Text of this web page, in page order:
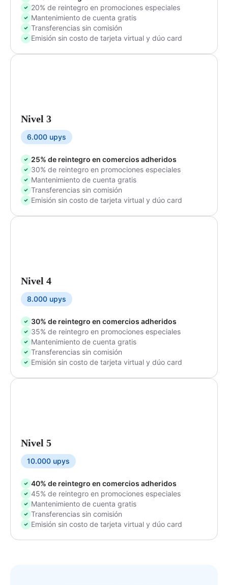
20% de reintegro en promociones especiales
Mantenimiento de cuenta gratis
Transferencias sin comisión
Emisión sin costo de tarjeta virtual y dúo card
Nivel 3
6.000 upys
25% de reintegro en comercios adheridos
30% de reintegro en promociones especiales
Mantenimiento de cuenta gratis
Transferencias sin comisión
Emisión sin costo de tarjeta virtual y dúo card
Nivel 4
8.000 upys
30% de reintegro en comercios adheridos
35% de reintegro en promociones especiales
Mantenimiento de cuenta gratis
Transferencias sin comisión
Emisión sin costo de tarjeta virtual y dúo card
Nivel 5
10.000 upys
40% de reintegro en comercios adheridos
45% de reintegro en promociones especiales
Mantenimiento de cuenta gratis
Transferencias sin comisión
Emisión sin costo de tarjeta virtual y dúo card